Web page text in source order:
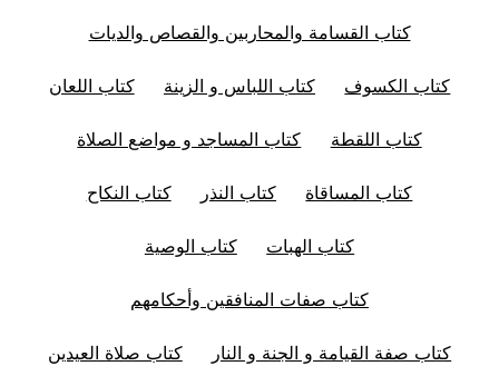
كتاب القسامة والمحاربين والقصاص والديات
كتاب الكسوف كتاب اللباس و الزينة كتاب اللعان
كتاب اللقطة كتاب المساجد و مواضع الصلاة
كتاب المساقاة كتاب النذر كتاب النكاح
كتاب الهبات كتاب الوصية
كتاب صفات المنافقين وأحكامهم
كتاب صفة القيامة و الجنة و النار كتاب صلاة العيدين